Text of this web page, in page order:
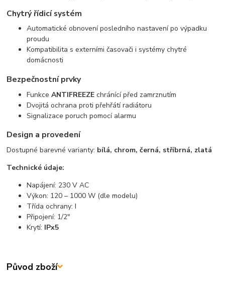
Chytrý řídicí systém
Automatické obnovení posledního nastavení po výpadku
proudu
Kompatibilita s externími časovači i systémy chytré
domácnosti
Bezpečnostní prvky
FunkceANTIFREEZE chránící před zamrznutím
Dvojitá ochrana proti přehřátí radiátoru
Signalizace poruch pomocí alarmu
Design a provedení
Dostupné barevné varianty: bílá, chrom, černá, stříbrná, zlatá
Technické údaje:
Napájení: 230 V AC
Výkon: 120 – 1000 W (dle modelu)
Třída ochrany: I
Připojení: 1/2"
Krytí: IPx5
Původ zboží